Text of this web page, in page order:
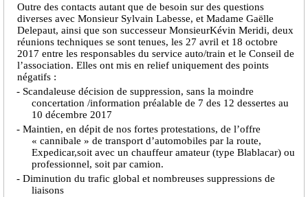
Outre des contacts autant que de besoin sur des questions
diverses avec Monsieur Sylvain Labesse, et Madame Gaëlle
Delepaut, ainsi que son successeur MonsieurKévin Meridi, deux
réunions techniques se sont tenues, les 27 avril et 18 octobre
2017 entre les responsables du service auto/train et le Conseil de
l’association. Elles ont mis en relief uniquement des points
négatifs :
- Scandaleuse décision de suppression, sans la moindre
concertation /information préalable de 7 des 12 dessertes au
10 décembre 2017
- Maintien, en dépit de nos fortes protestations, de l’offre
« cannibale » de transport d’automobiles par la route,
Expedicar,soit avec un chauffeur amateur (type Blablacar) ou
professionnel, soit par camion.
- Diminution du trafic global et nombreuses suppressions de
liaisons